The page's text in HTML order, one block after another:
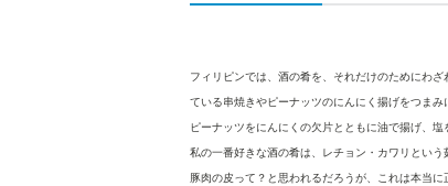
フィリピンでは、酒の肴を、それだけのためにわ
ている串焼きやピーナッツのにんにく揚げをつま
ピーナッツをにんにくの欠片とともに油で揚げ、
私の一番好きな酒の肴は、レチョン・カワリとい
豚肉の皮って？と思われるだろうが、これは本当